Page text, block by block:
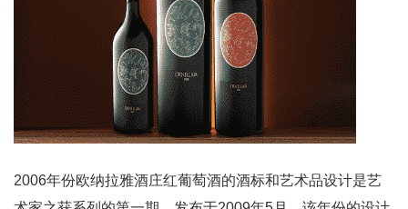
2006年份欧纳拉雅酒庄红葡萄酒的酒标和艺术品设计是艺